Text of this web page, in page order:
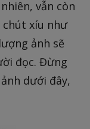
vẫn còn
chút xíu như
ảnh sẽ
đọc. Đừng
dưới đây,